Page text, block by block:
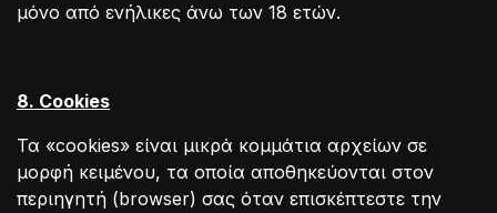
μόνο από ενήλικες άνω των 18 ετών.
8. Cookies
Τα «cookies» είναι μικρά κομμάτια αρχείων σε
μορφή κειμένου, τα οποία αποθηκεύονται στον
περιηγητή (browser) σας όταν επισκέπτεστε την